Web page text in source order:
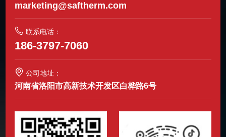
marketing@saftherm.com
联系电话：
186-3797-7060
公司地址：
河南省洛阳市高新技术开发区白桦路6号